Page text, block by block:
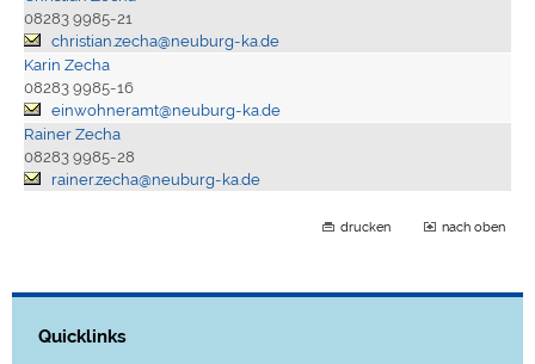
08283 9985-21
christian.zecha@neuburg-ka.de
Karin Zecha
08283 9985-16
einwohneramt@neuburg-ka.de
Rainer Zecha
08283 9985-28
rainer.zecha@neuburg-ka.de
drucken nach oben
Quicklinks